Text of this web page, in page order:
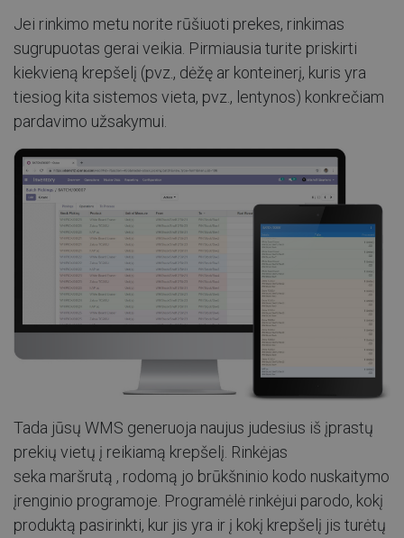
Jei rinkimo metu norite rūšiuoti prekes, rinkimas
sugrupuotas gerai veikia. Pirmiausia turite priskirti
kiekvieną krepšelį (pvz., dėžę ar konteinerį, kuris yra
tiesiog kita sistemos vieta, pvz., lentynos) konkrečiam
pardavimo užsakymui.
Tada jūsų WMS generuoja naujus judesius iš įprastų
prekių vietų į reikiamą krepšelį. Rinkėjas
seka maršrutą , rodomą jo brūkšninio kodo nuskaitymo
įrenginio programoje. Programėlė rinkėjui parodo, kokį
produktą pasirinkti, kur jis yra ir į kokį krepšelį jis turėtų